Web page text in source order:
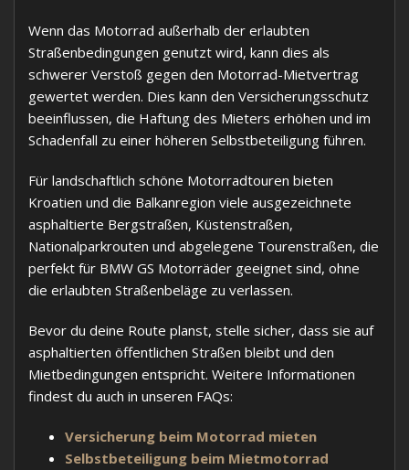
Wenn das Motorrad außerhalb der erlaubten
Straßenbedingungen genutzt wird, kann dies als
schwerer Verstoß gegen den Motorrad-Mietvertrag
gewertet werden. Dies kann den Versicherungsschutz
beeinflussen, die Haftung des Mieters erhöhen und im
Schadenfall zu einer höheren Selbstbeteiligung führen.
Für landschaftlich schöne Motorradtouren bieten
Kroatien und die Balkanregion viele ausgezeichnete
asphaltierte Bergstraßen, Küstenstraßen,
Nationalparkrouten und abgelegene Tourenstraßen, die
perfekt für BMW GS Motorräder geeignet sind, ohne
die erlaubten Straßenbeläge zu verlassen.
Bevor du deine Route planst, stelle sicher, dass sie auf
asphaltierten öffentlichen Straßen bleibt und den
Mietbedingungen entspricht. Weitere Informationen
findest du auch in unseren FAQs:
Versicherung beim Motorrad mieten
Selbstbeteiligung beim Mietmotorrad